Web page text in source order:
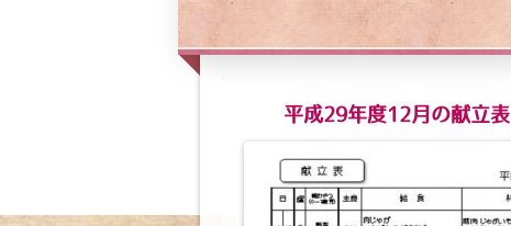
平成29年度12月の献立表